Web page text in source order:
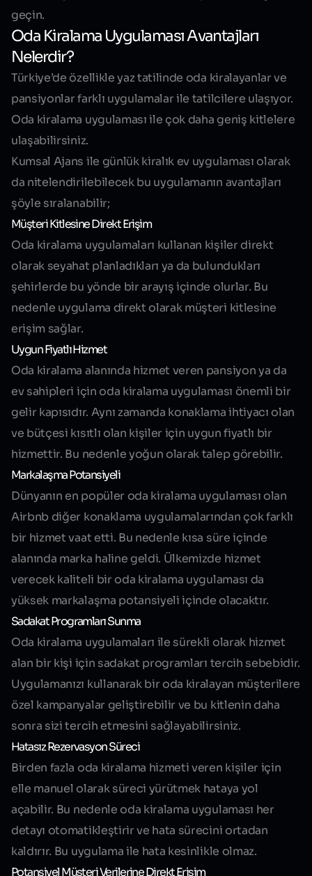
geçin.
Oda Kiralama Uygulaması Avantajları
Nelerdir?
Türkiye’de özellikle yaz tatilinde oda kiralayanlar ve
pansiyonlar farklı uygulamalar ile tatilcilere ulaşıyor.
Oda kiralama uygulaması ile çok daha geniş kitlelere
ulaşabilirsiniz.
Kumsal Ajans ile günlük kiralık ev uygulaması olarak
da nitelendirilebilecek bu uygulamanın avantajları
şöyle sıralanabilir;
Müşteri Kitlesine Direkt Erişim
Oda kiralama uygulamaları kullanan kişiler direkt
olarak seyahat planladıkları ya da bulundukları
şehirlerde bu yönde bir arayış içinde olurlar. Bu
nedenle uygulama direkt olarak müşteri kitlesine
erişim sağlar.
Uygun Fiyatlı Hizmet
Oda kiralama alanında hizmet veren pansiyon ya da
ev sahipleri için oda kiralama uygulaması önemli bir
gelir kapısıdır. Aynı zamanda konaklama ihtiyacı olan
ve bütçesi kısıtlı olan kişiler için uygun fiyatlı bir
hizmettir. Bu nedenle yoğun olarak talep görebilir.
Markalaşma Potansiyeli
Dünyanın en popüler oda kiralama uygulaması olan
Airbnb diğer konaklama uygulamalarından çok farklı
bir hizmet vaat etti. Bu nedenle kısa süre içinde
alanında marka haline geldi. Ülkemizde hizmet
verecek kaliteli bir oda kiralama uygulaması da
yüksek markalaşma potansiyeli içinde olacaktır.
Sadakat Programları Sunma
Oda kiralama uygulamaları ile sürekli olarak hizmet
alan bir kişi için sadakat programları tercih sebebidir.
Uygulamanızı kullanarak bir oda kiralayan müşterilere
özel kampanyalar geliştirebilir ve bu kitlenin daha
sonra sizi tercih etmesini sağlayabilirsiniz.
Hatasız Rezervasyon Süreci
Birden fazla oda kiralama hizmeti veren kişiler için
elle manuel olarak süreci yürütmek hataya yol
açabilir. Bu nedenle oda kiralama uygulaması her
detayı otomatikleştirir ve hata sürecini ortadan
kaldırır. Bu uygulama ile hata kesinlikle olmaz.
Potansiyel Müşteri Verilerine Direkt Erişim